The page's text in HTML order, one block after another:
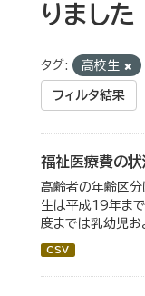
りました
タグ: 高校生
フィルタ結果
福祉医療費の状
高齢者の年齢区分
生は平成19年ま
度までは乳幼児お
CSV